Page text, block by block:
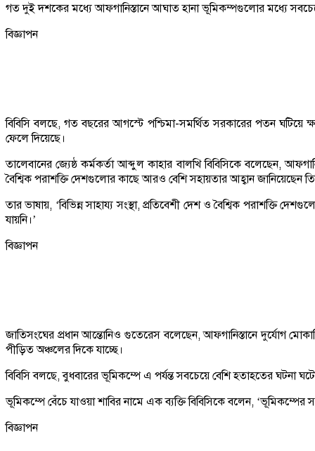
গত দুই দশকের মধ্যে আফগানিস্তানে আঘাত হানা ভূমিকম্পগুলোর মধ্যে
বিজ্ঞাপন
বিবিসি বলছে, গত বছরের আগস্টে পশ্চিমা-সমর্থিত সরকারের পতন
ফেলে দিয়েছে।
তালেবানের জ্যেষ্ঠ কর্মকর্তা আব্দুল কাহার বালখি বিবিসিকে বলেছেন,
বৈশ্বিক পরাশক্তি দেশগুলোর কাছে আরও বেশি সহায়তার আহ্বান জানিয়েছেন
তার ভাষায়, ‘বিভিন্ন সাহায্য সংস্থা, প্রতিবেশী দেশ ও বৈশ্বিক
যায়নি।’
বিজ্ঞাপন
জাতিসংঘের প্রধান আন্তোনিও গুতেরেস বলেছেন, আফগানিস্তানে দুর্যোগ
পীড়িত অঞ্চলের দিকে যাচ্ছে।
বিবিসি বলছে, বুধবারের ভূমিকম্পে এ পর্যন্ত সবচেয়ে বেশি হতাহতের ঘটনা
ভূমিকম্পে বেঁচে যাওয়া শাবির নামে এক ব্যক্তি বিবিসিকে বলেন,
বিজ্ঞাপন